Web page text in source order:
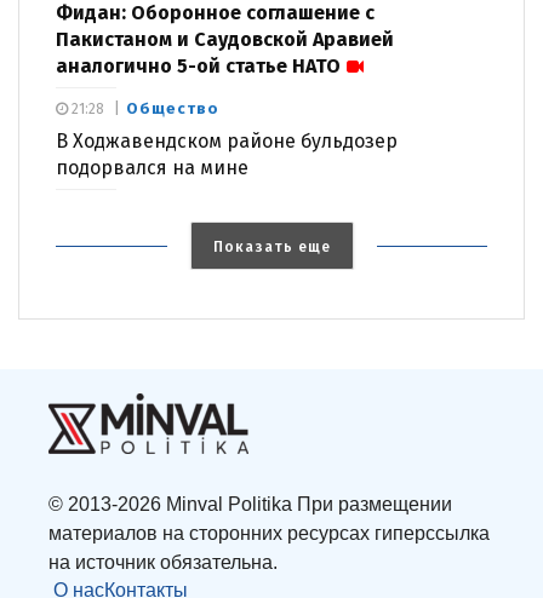
Фидан: Оборонное соглашение с
Пакистаном и Саудовской Аравией
аналогично 5-ой статье НАТО
Общество
В Ходжавендском районе бульдозер
подорвался на мине
21:28
Показать еще
© 2013-2026 Minval Politika При размещении
материалов на сторонних ресурсах гиперссылка
на источник обязательна.
О насКонтакты